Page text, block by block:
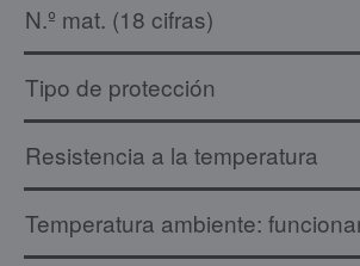
N.º mat. (18 cifras)
Tipo de protección
Resistencia a la temperatura
Temperatura ambiente: